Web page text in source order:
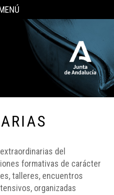
del
formativas de carácter
talleres, encuentros
organizadas